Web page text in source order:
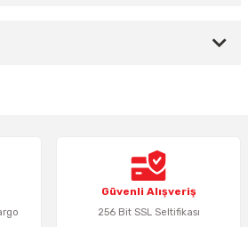
veya görüntülenemiyor.
bilgiler bulunuyor.
Güvenli Alışveriş
256 Bit SSL Seltifikası